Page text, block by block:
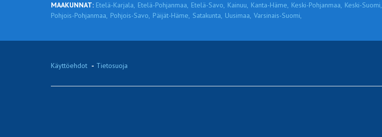
MAAKUNNAT: Etelä-Karjala, Etelä-Pohjanmaa, Etelä-Savo, Kainuu, Kanta-Häme, Keski-Pohjanmaa, Keski-Suomi,
Pohjois-Pohjanmaa, Pohjois-Savo, Päijät-Häme, Satakunta, Uusimaa, Varsinais-Suomi,
Käyttöehdot - Tietosuoja